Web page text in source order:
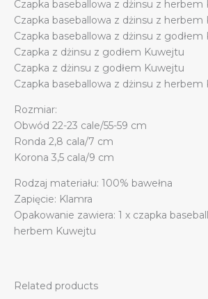
Czapka baseballowa z dżinsu z herbem
Czapka baseballowa z dżinsu z herbem
Czapka baseballowa z dżinsu z godłem
Czapka z dżinsu z godłem Kuwejtu
Czapka z dżinsu z godłem Kuwejtu
Czapka baseballowa z dżinsu z herbem
Rozmiar:
Obwód 22-23 cale/55-59 cm
Ronda 2,8 cala/7 cm
Korona 3,5 cala/9 cm
Rodzaj materiału: 100% bawełna
Zapięcie: Klamra
Opakowanie zawiera: 1 x czapka
herbem Kuwejtu
Related products